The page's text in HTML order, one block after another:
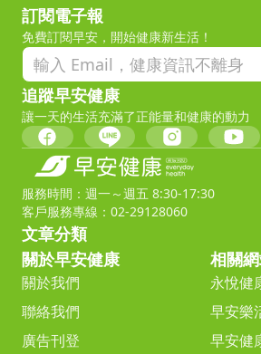
訂閱電子報
免費訂閱早安，開始健康新生活！
追蹤早安健康
讓一天的生活充滿了正能量和健康的動力
服務時間：週一～週五 8:30-17:30
客戶服務專線：02-29128060
文章分類
關於早安健康
關於我們
聯絡我們
廣告刊登
相關
永悅健
早安樂
早安健